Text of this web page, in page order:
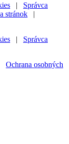
| Správca
stránok |
| Správca
Ochrana osobných